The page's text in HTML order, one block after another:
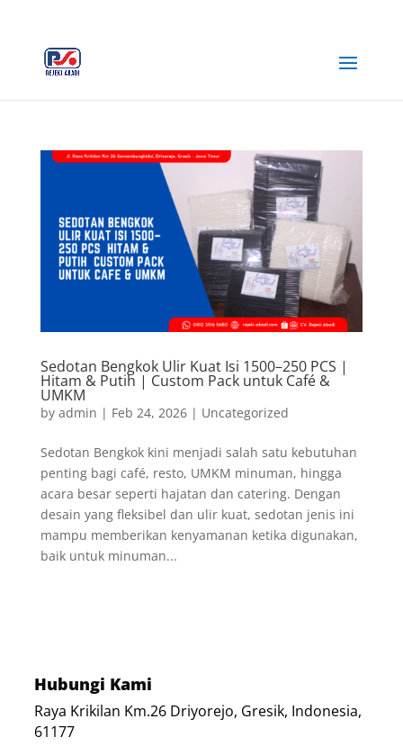
Sedotan Bengkok Ulir Kuat Isi 1500–250 PCS |
Hitam & Putih | Custom Pack untuk Café &
UMKM
by admin | Feb 24, 2026| Uncategorized
Sedotan Bengkok kini menjadi salah satu kebutuhan
penting bagi café, resto, UMKM minuman, hingga
acara besar seperti hajatan dan catering. Dengan
desain yang fleksibel dan ulir kuat, sedotan jenis ini
mampu memberikan kenyamanan ketika digunakan,
baik untuk minuman...
Hubungi Kami
Raya Krikilan Km.26 Driyorejo, Gresik, Indonesia,
61177